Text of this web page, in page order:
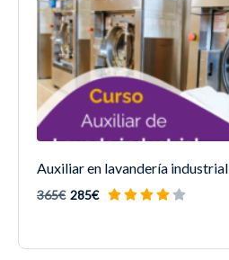
Auxiliar en lavandería industrial
365€ 285€